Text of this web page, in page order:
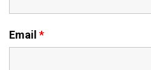
Email *